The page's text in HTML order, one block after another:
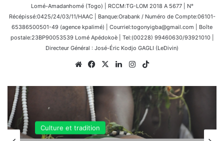
Lomé-Amadanhomé (Togo) | RCCM:TG-LOM 2018 A 5677 | N°
Récépissé:0425/24/03/11/HAAC | Banque:Orabank / Numéro de Compte:06101-
65386500501-49 (agence kpalimé) | Courriel:togonyigba@gmail.com | Boîte
postale:23BP90053539 Lomé Apédokoè | Tel:(00228) 99460630/93921010 |
Directeur Général : José-Éric Kodjo GAGLI (LeDivin)
WebsiteFacebook
X LinkedinInstagram
Culture et tradition
3 septembre 2025